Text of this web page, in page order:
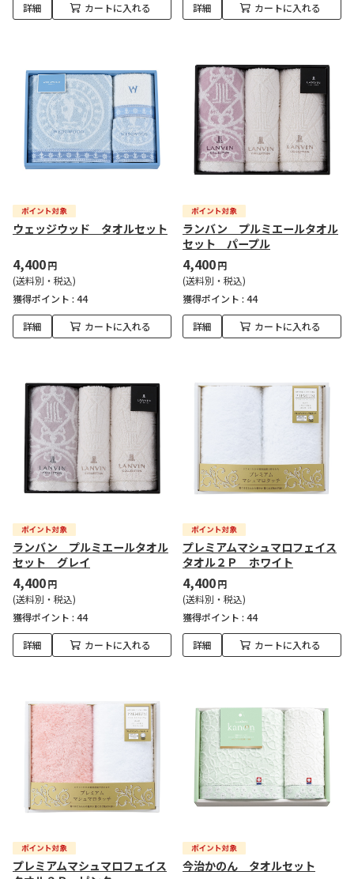
詳細 カートに入れる 詳細 カートに入れる
ウェッジウッド タオルセット
4,400円
(送料別・税込)
獲得ポイント : 44
詳細 カートに入れる
ランバン プルミエールタオル
セット パープル
4,400円
(送料別・税込)
獲得ポイント : 44
詳細 カートに入れる
ランバン プルミエールタオル
セット グレイ
4,400円
(送料別・税込)
獲得ポイント : 44
詳細 カートに入れる
プレミアムマシュマロフェイス
タオル２Ｐ ホワイト
4,400円
(送料別・税込)
獲得ポイント : 44
詳細 カートに入れる
プレミアムマシュマロフェイス
今治かのん タオルセット